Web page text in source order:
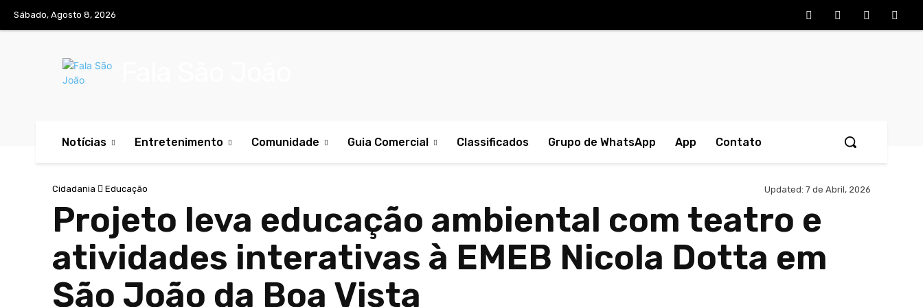
Sábado, Agosto 8, 2026
Notícias Entretenimento Comunidade Guia Comercial Classificados Grupo de WhatsApp App Contato
Cidadania Educação Updated: 7 de Abril, 2026
Projeto leva educação ambiental com teatro e
atividades interativas à EMEB Nicola Dotta em
São João da Boa Vista